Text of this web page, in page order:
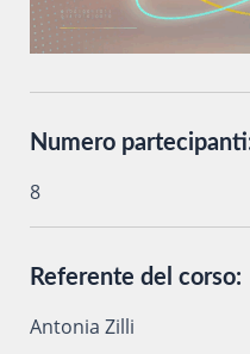
Numero
8
Referente del corso:
Antonia Zilli